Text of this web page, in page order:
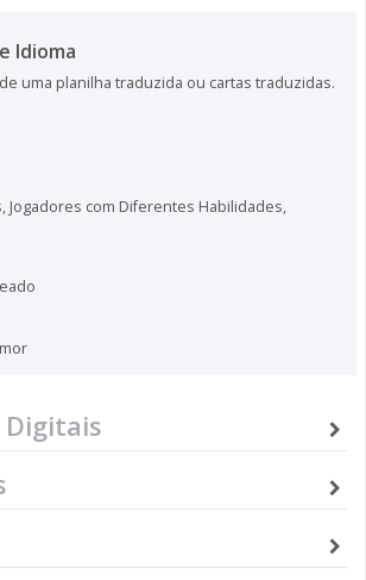
Idioma
uma planilha traduzida ou cartas traduzidas.
, Jogadores com Diferentes Habilidades,
Digitais